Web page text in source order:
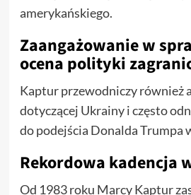
amerykańskiego.
Zaangażowanie w
ocena polityki
Kaptur przewodniczy również
dotyczącej Ukrainy i często
do podejścia Donalda Trumpa
Rekordowa kadencja
Od 1983 roku Marcy Kaptur